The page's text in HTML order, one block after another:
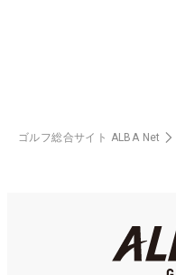
ゴルフ総合サイト ALBA Net